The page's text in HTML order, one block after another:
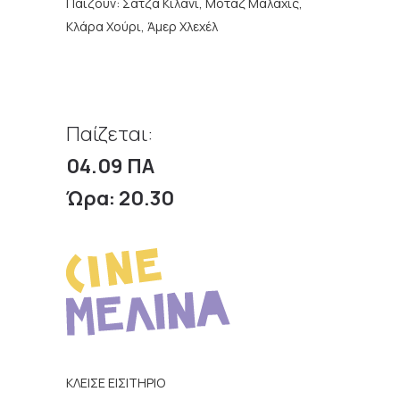
Κλάρα Χούρι, Άμερ Χλεχέλ
Παίζεται:
04.09 ΠΑ
Ώρα: 20.30
ΚΛΕΙΣΕ ΕΙΣΙΤΗΡΙΟ